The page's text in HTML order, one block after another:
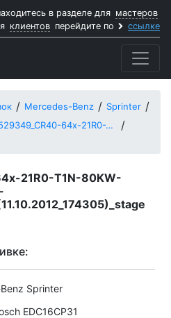
в разделе для мастеров
клиентов перейдите по ссылке
Mercedes-Benz
Sprinter
1037529349_CR40-64x-21R0-T1N-80KW-Euro4_OP_T4_Sensor-ME00_2_LAWOMAR_11102012_174305
21R0-T1N-80KW-
Sprinter
EDC16CP31